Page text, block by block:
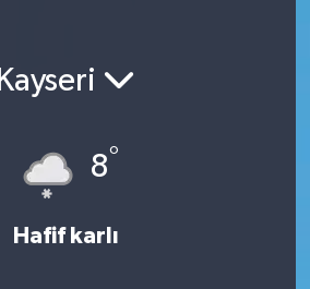
Kayseri
8°
Hafif karlı